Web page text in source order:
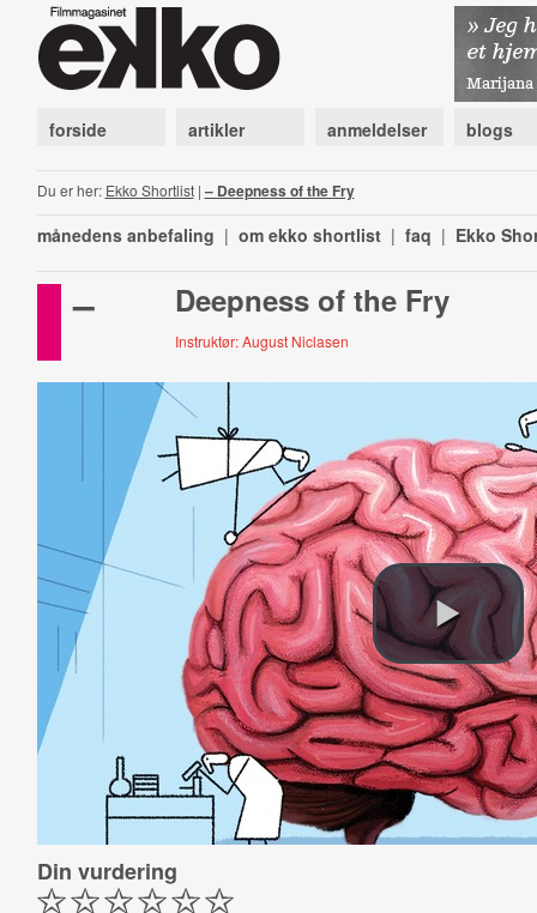
forside artikler anmeldelser blogs
Du er her: Ekko Shortlist| – Deepness of the Fry
månedens anbefaling | om ekko shortlist | faq | Ekko
– Deepness of the Fry
Instruktør: August Niclasen
Din vurdering